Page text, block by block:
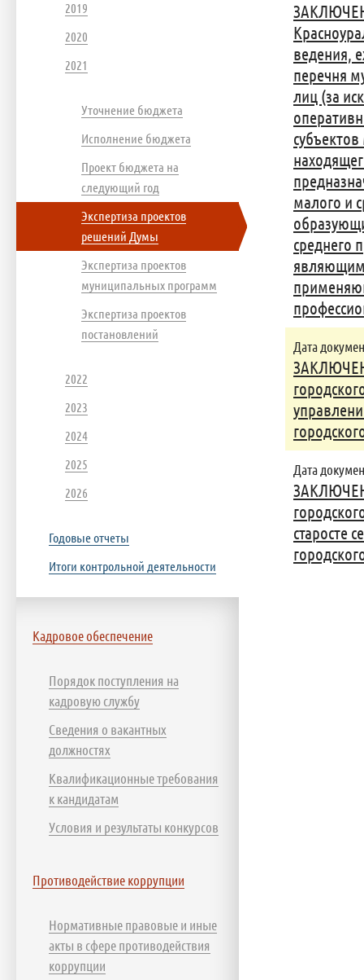
ведения,
перечня
лиц (за
малого и
среднего
Дата
Дата
старосте
2019
2020
2021
Уточнение бюджета
Исполнение бюджета
Проект бюджета на
следующий год
Экспертиза проектов
решений Думы
Экспертиза проектов
муниципальных программ
Экспертиза проектов
постановлений
2022
2023
2024
2025
2026
Годовые отчеты
Итоги контрольной деятельности
Кадровое обеспечение
Порядок поступления на
кадровую службу
Сведения о вакантных
должностях
Квалификационные требования
к кандидатам
Условия и результаты конкурсов
Противодействие коррупции
Нормативные правовые и иные
акты в сфере противодействия
коррупции